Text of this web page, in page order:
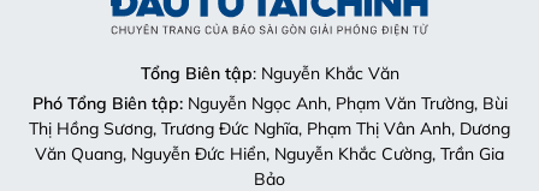
Tổng Biên tập: Nguyễn Khắc Văn
Phó Tổng Biên tập:Nguyễn Ngọc Anh, Phạm Văn Trường, Bùi
Thị Hồng Sương, Trương Đức Nghĩa, Phạm Thị Vân Anh, Dương
Văn Quang, Nguyễn Đức Hiển, Nguyễn Khắc Cường, Trần Gia
Bảo